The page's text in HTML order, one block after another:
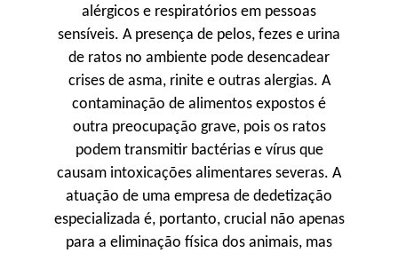
alérgicos e respiratórios em pessoas
sensíveis. A presença de pelos, fezes e urina
de ratos no ambiente pode desencadear
crises de asma, rinite e outras alergias. A
contaminação de alimentos expostos é
outra preocupação grave, pois os ratos
podem transmitir bactérias e vírus que
causam intoxicações alimentares severas. A
atuação de uma empresa de dedetização
especializada é, portanto, crucial não apenas
para a eliminação física dos animais, mas